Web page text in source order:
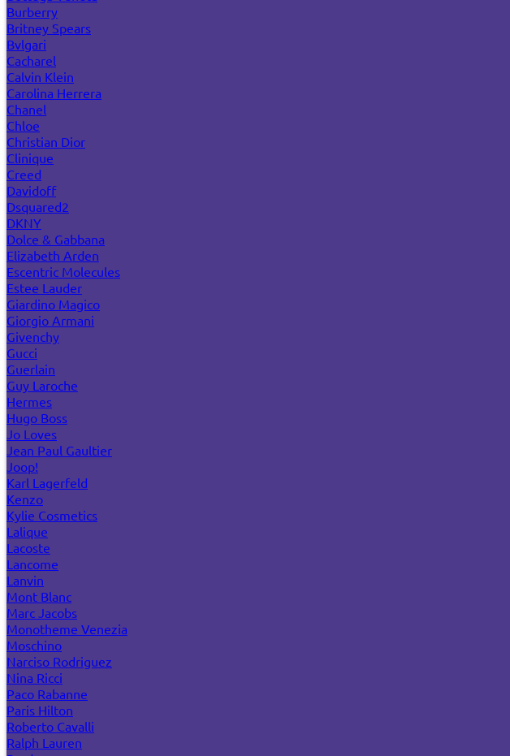
Burberry
Britney Spears
Bvlgari
Cacharel
Calvin Klein
Carolina Herrera
Chanel
Chloe
Christian Dior
Clinique
Creed
Davidoff
Dsquared2
DKNY
Dolce & Gabbana
Elizabeth Arden
Escentric Molecules
Estee Lauder
Giardino Magico
Giorgio Armani
Givenchy
Gucci
Guerlain
Guy Laroche
Hermes
Hugo Boss
Jo Loves
Jean Paul Gaultier
Joop!
Karl Lagerfeld
Kenzo
Kylie Cosmetics
Lalique
Lacoste
Lancome
Lanvin
Mont Blanc
Marc Jacobs
Monotheme Venezia
Moschino
Narciso Rodriguez
Nina Ricci
Paco Rabanne
Paris Hilton
Roberto Cavalli
Ralph Lauren